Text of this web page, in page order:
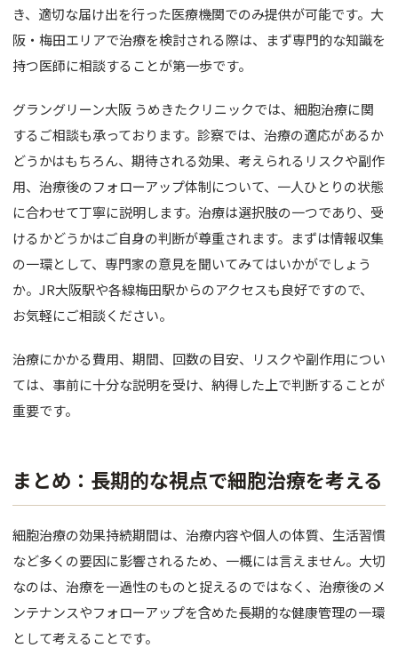
き、適切な届け出を行った医療機関でのみ提供が可能です。大
阪・梅田エリアで治療を検討される際は、まず専門的な知識を
持つ医師に相談することが第一歩です。
グラングリーン大阪 うめきたクリニックでは、細胞治療に関
するご相談も承っております。診察では、治療の適応があるか
どうかはもちろん、期待される効果、考えられるリスクや副作
用、治療後のフォローアップ体制について、一人ひとりの状態
に合わせて丁寧に説明します。治療は選択肢の一つであり、受
けるかどうかはご自身の判断が尊重されます。まずは情報収集
の一環として、専門家の意見を聞いてみてはいかがでしょう
か。JR大阪駅や各線梅田駅からのアクセスも良好ですので、
お気軽にご相談ください。
治療にかかる費用、期間、回数の目安、リスクや副作用につい
ては、事前に十分な説明を受け、納得した上で判断することが
重要です。
まとめ：長期的な視点で細胞治療を考える
細胞治療の効果持続期間は、治療内容や個人の体質、生活習慣
など多くの要因に影響されるため、一概には言えません。大切
なのは、治療を一過性のものと捉えるのではなく、治療後のメ
ンテナンスやフォローアップを含めた長期的な健康管理の一環
として考えることです。